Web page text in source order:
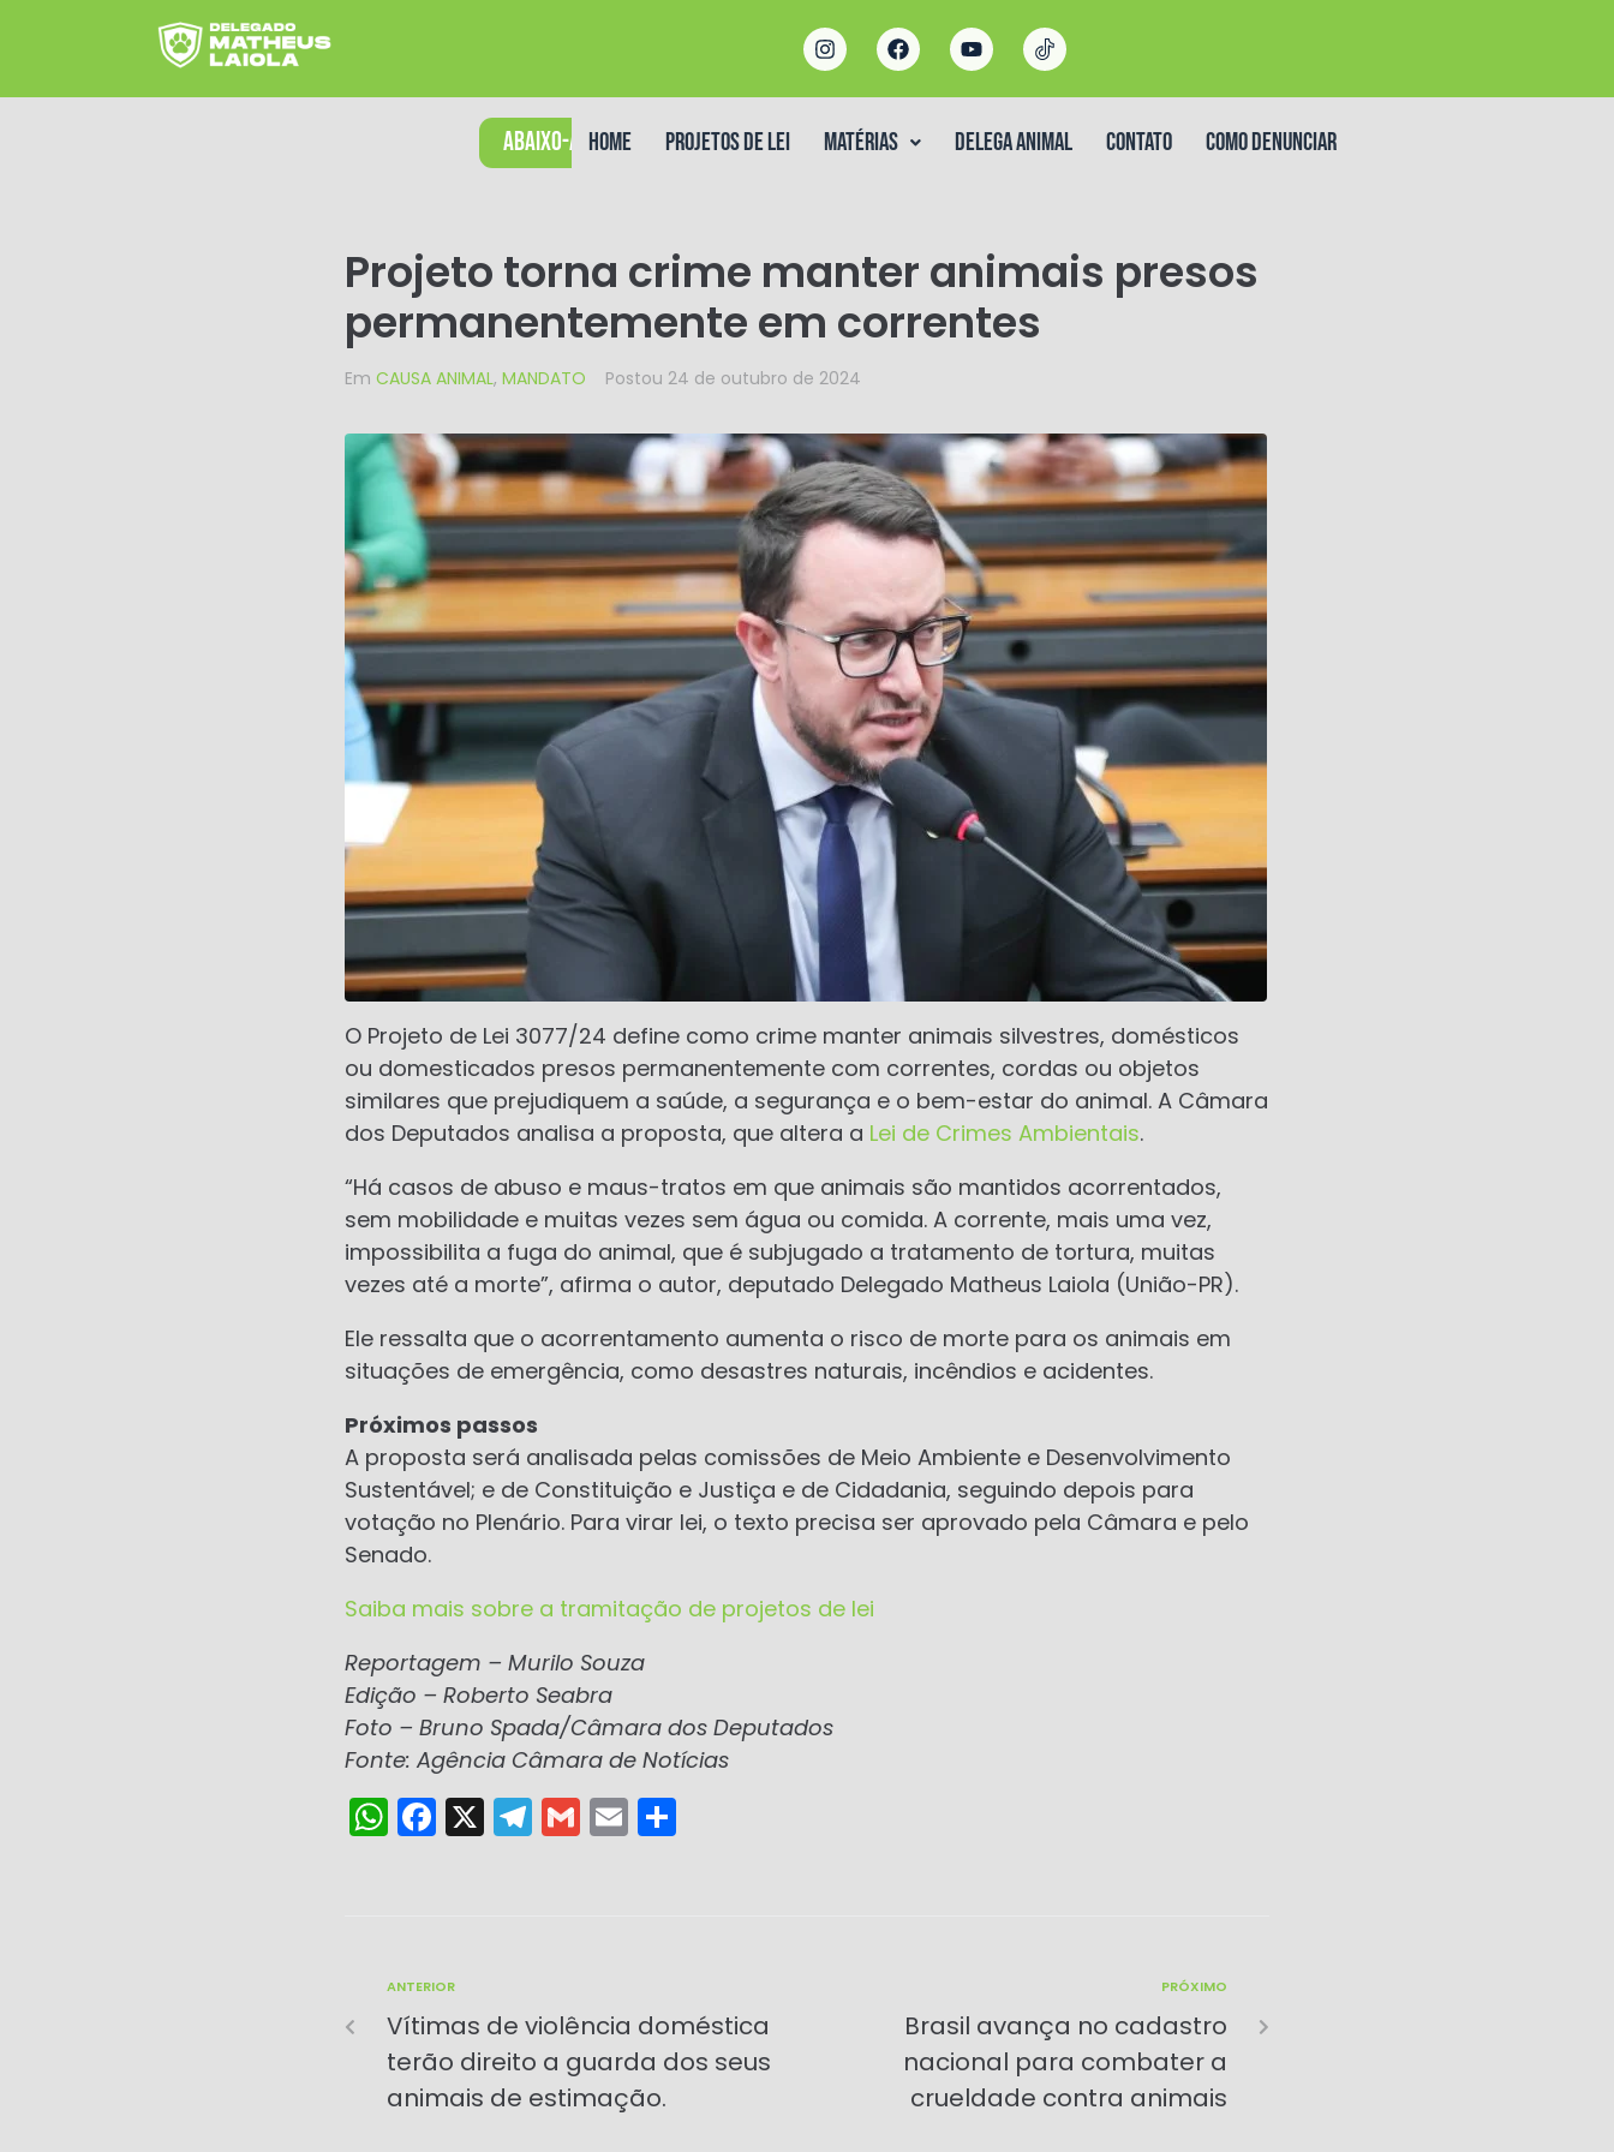
ABAIXO-ASSINADO
Home Projetos de Lei Matérias DELEGA ANIMAL Contato Como denunciar
Projeto torna crime manter animais presos
permanentemente em correntes
Em CAUSA ANIMAL, MANDATO Postou 24 de outubro de 2024
O Projeto de Lei 3077/24 define como crime manter animais silvestres, domésticos
ou domesticados presos permanentemente com correntes, cordas ou objetos
similares que prejudiquem a saúde, a segurança e o bem-estar do animal. A Câmara
dos Deputados analisa a proposta, que altera a Lei de Crimes Ambientais.
“Há casos de abuso e maus-tratos em que animais são mantidos acorrentados,
sem mobilidade e muitas vezes sem água ou comida. A corrente, mais uma vez,
impossibilita a fuga do animal, que é subjugado a tratamento de tortura, muitas
vezes até a morte”, afirma o autor, deputado Delegado Matheus Laiola (União-PR).
Ele ressalta que o acorrentamento aumenta o risco de morte para os animais em
situações de emergência, como desastres naturais, incêndios e acidentes.
Próximos passos
A proposta será analisada pelas comissões de Meio Ambiente e Desenvolvimento
Sustentável; e de Constituição e Justiça e de Cidadania, seguindo depois para
votação no Plenário. Para virar lei, o texto precisa ser aprovado pela Câmara e pelo
Senado.
Saiba mais sobre a tramitação de projetos de lei
Reportagem – Murilo Souza
Edição – Roberto Seabra
Foto – Bruno Spada/Câmara dos Deputados
Fonte: Agência Câmara de Notícias
W
h
A
p
p
F
a
b
o
o
k
X T
el
m
G
m
E
m
ANTERIOR
Vítimas de violência doméstica
terão direito a guarda dos seus
animais de estimação.
PRÓXIMO
Brasil avança no cadastro
nacional para combater a
crueldade contra animais